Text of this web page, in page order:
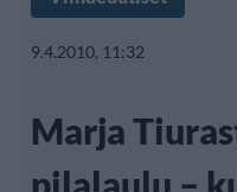
9.4.2010, 11:32
Marja